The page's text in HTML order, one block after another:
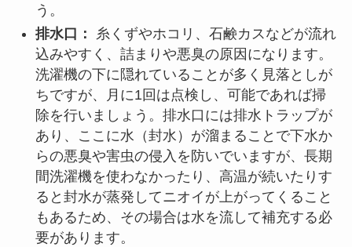
う。
排水口：
糸くずやホコリ、石鹸カスなどが流れ
込みやすく、詰まりや悪臭の原因になります。
洗濯機の下に隠れていることが多く見落としが
ちですが、月に1回は点検し、可能であれば掃
除を行いましょう。排水口には排水トラップが
あり、ここに水（封水）が溜まることで下水か
らの悪臭や害虫の侵入を防いでいますが、長期
間洗濯機を使わなかったり、高温が続いたりす
ると封水が蒸発してニオイが上がってくること
もあるため、その場合は水を流して補充する必
要があります。